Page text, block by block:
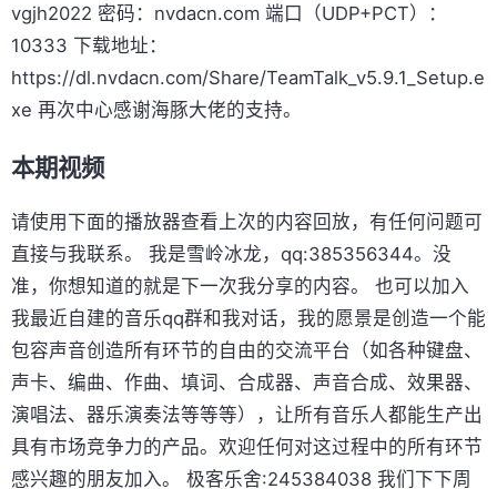
vgjh2022 密码：nvdacn.com 端口（UDP+PCT）：
10333 下载地址：
https://dl.nvdacn.com/Share/TeamTalk_v5.9.1_Setup.e
xe 再次中心感谢海豚大佬的支持。
本期视频
请使用下面的播放器查看上次的内容回放，有任何问题可
直接与我联系。 我是雪岭冰龙，qq:385356344。没
准，你想知道的就是下一次我分享的内容。 也可以加入
我最近自建的音乐qq群和我对话，我的愿景是创造一个能
包容声音创造所有环节的自由的交流平台（如各种键盘、
声卡、编曲、作曲、填词、合成器、声音合成、效果器、
演唱法、器乐演奏法等等等），让所有音乐人都能生产出
具有市场竞争力的产品。欢迎任何对这过程中的所有环节
感兴趣的朋友加入。 极客乐舍:245384038 我们下下周